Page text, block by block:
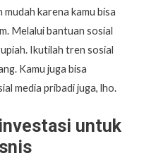
mudah karena kamu bisa
Melalui bantuan sosial
Ikutilah tren sosial
Kamu juga bisa
media pribadi juga, lho.
untuk